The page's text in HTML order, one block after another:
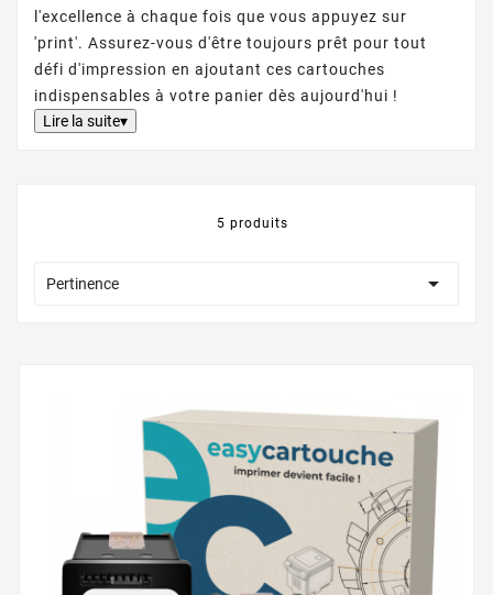
l'excellence à chaque fois que vous appuyez sur
'print'. Assurez-vous d'être toujours prêt pour tout
défi d'impression en ajoutant ces cartouches
indispensables à votre panier dès aujourd'hui !
Lire la suite▾
5 produits
Pertinence 